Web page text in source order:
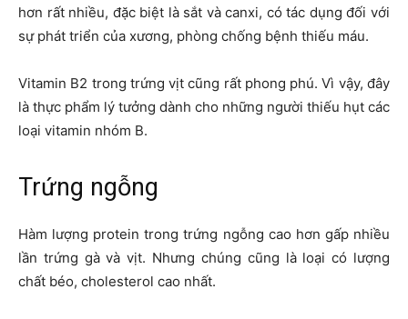
hơn rất nhiều, đặc biệt là sắt và canxi, có tác dụng đối với
sự phát triển của xương, phòng chống bệnh thiếu máu.
Vitamin B2 trong trứng vịt cũng rất phong phú. Vì vậy, đây
là thực phẩm lý tưởng dành cho những người thiếu hụt các
loại vitamin nhóm B.
Trứng ngỗng
Hàm lượng protein trong trứng ngỗng cao hơn gấp nhiều
lần trứng gà và vịt. Nhưng chúng cũng là loại có lượng
chất béo, cholesterol cao nhất.